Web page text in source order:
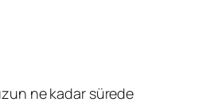
ne kadar sürede